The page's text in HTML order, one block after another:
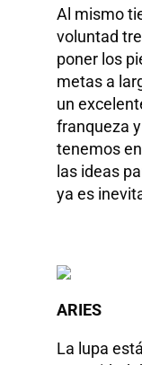
Al mismo
voluntad
poner los
metas a
un
franqueza
tenemos
las ideas
ya es
ARIES
La lupa